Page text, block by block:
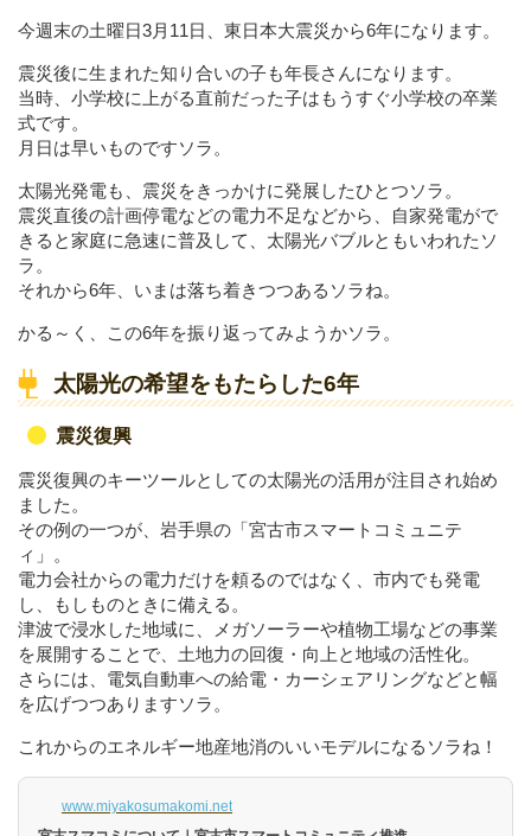
今週末の土曜日3月11日、東日本大震災から6年になります。
震災後に生まれた知り合いの子も年長さんになります。
当時、小学校に上がる直前だった子はもうすぐ小学校の卒業
式です。
月日は早いものですソラ。
太陽光発電も、震災をきっかけに発展したひとつソラ。
震災直後の計画停電などの電力不足などから、自家発電がで
きると家庭に急速に普及して、太陽光バブルともいわれたソ
ラ。
それから6年、いまは落ち着きつつあるソラね。
かる～く、この6年を振り返ってみようかソラ。
太陽光の希望をもたらした6年
震災復興
震災復興のキーツールとしての太陽光の活用が注目され始め
ました。
その例の一つが、岩手県の「宮古市スマートコミュニテ
ィ」。
電力会社からの電力だけを頼るのではなく、市内でも発電
し、もしものときに備える。
津波で浸水した地域に、メガソーラーや植物工場などの事業
を展開することで、土地力の回復・向上と地域の活性化。
さらには、電気自動車への給電・カーシェアリングなどと幅
を広げつつありますソラ。
これからのエネルギー地産地消のいいモデルになるソラね！
www.miyakosumakomi.net